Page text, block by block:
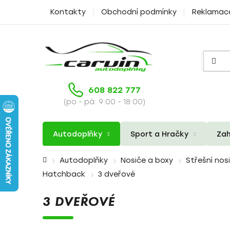
Kontakty Obchodní podmínky
608 822 777
(po - pá: 9:00 - 18:00)
Autodoplňky Sport a Hračky
Domů Autodoplňky Nosiče a boxy Střešní
Hatchback
3 dveřové
3 DVEŘOVÉ